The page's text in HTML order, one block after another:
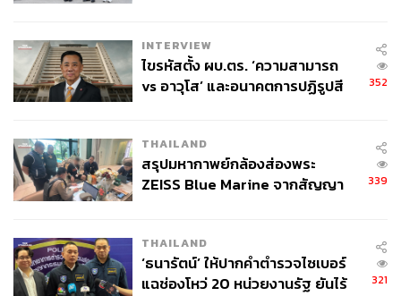
INTERVIEW
ไขรหัสตั้ง ผบ.ตร. ‘ความสามารถ
vs อาวุโส’ และอนาคตการปฏิรูปสี
352
THAILAND
สรุปมหากาพย์กล้องส่องพระ
ZEISS Blue Marine จากสัญญา
จ่ายหนี้-แอบระบุแบรนด์
339
THAILAND
‘ธนารัตน์’ ให้ปากคำตำรวจไซเบอร์
แฉช่องโหว่ 20 หน่วยงานรัฐ ยันไร้
321